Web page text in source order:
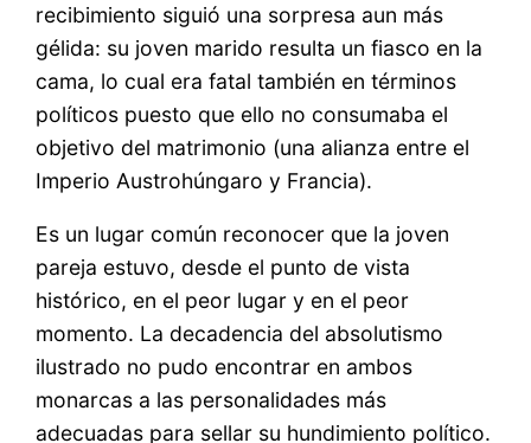
recibimiento siguió una sorpresa aun más
gélida: su joven marido resulta un fiasco en la
cama, lo cual era fatal también en términos
políticos puesto que ello no consumaba el
objetivo del matrimonio (una alianza entre el
Imperio Austrohúngaro y Francia).
Es un lugar común reconocer que la joven
pareja estuvo, desde el punto de vista
histórico, en el peor lugar y en el peor
momento. La decadencia del absolutismo
ilustrado no pudo encontrar en ambos
monarcas a las personalidades más
adecuadas para sellar su hundimiento político.